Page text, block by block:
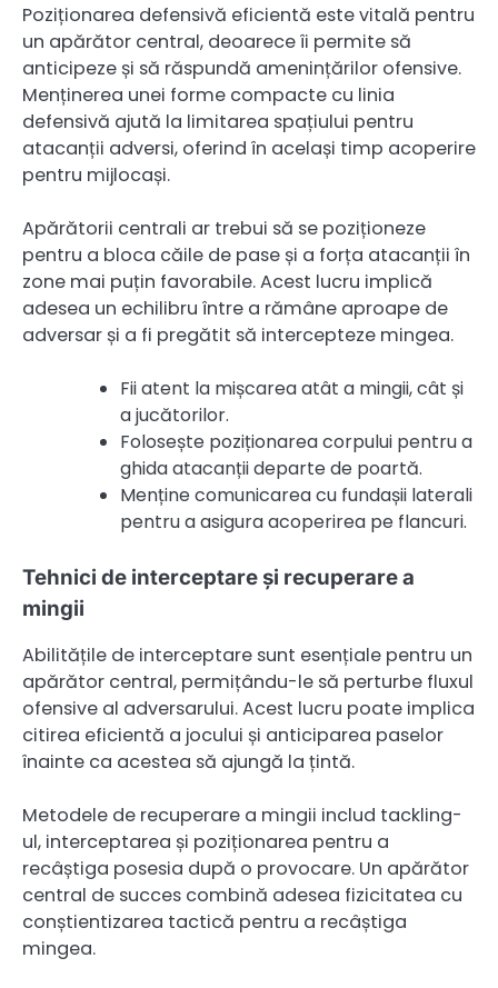
Poziționarea defensivă eficientă este vitală pentru
un apărător central, deoarece îi permite să
anticipeze și să răspundă amenințărilor ofensive.
Menținerea unei forme compacte cu linia
defensivă ajută la limitarea spațiului pentru
atacanții adversi, oferind în același timp acoperire
pentru mijlocași.
Apărătorii centrali ar trebui să se poziționeze
pentru a bloca căile de pase și a forța atacanții în
zone mai puțin favorabile. Acest lucru implică
adesea un echilibru între a rămâne aproape de
adversar și a fi pregătit să intercepteze mingea.
Fii atent la mișcarea atât a mingii, cât și
a jucătorilor.
Folosește poziționarea corpului pentru a
ghida atacanții departe de poartă.
Menține comunicarea cu fundașii laterali
pentru a asigura acoperirea pe flancuri.
Tehnici de interceptare și recuperare a
mingii
Abilitățile de interceptare sunt esențiale pentru un
apărător central, permițându-le să perturbe fluxul
ofensive al adversarului. Acest lucru poate implica
citirea eficientă a jocului și anticiparea paselor
înainte ca acestea să ajungă la țintă.
Metodele de recuperare a mingii includ tackling-
ul, interceptarea și poziționarea pentru a
recâștiga posesia după o provocare. Un apărător
central de succes combină adesea fizicitatea cu
conștientizarea tactică pentru a recâștiga
mingea.